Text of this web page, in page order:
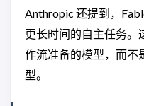
Anthropic 还提到，
更长时间的自主任务。
作流准备的模型，而不
型。